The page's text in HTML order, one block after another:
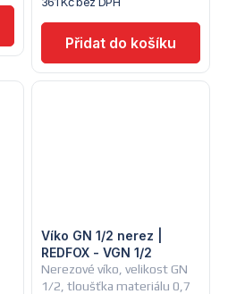
Nerezové víko, velikost GN
1/2, tloušťka materiálu 0,7
Víko GN 1/2 nerez |
REDFOX - VGN 1/2